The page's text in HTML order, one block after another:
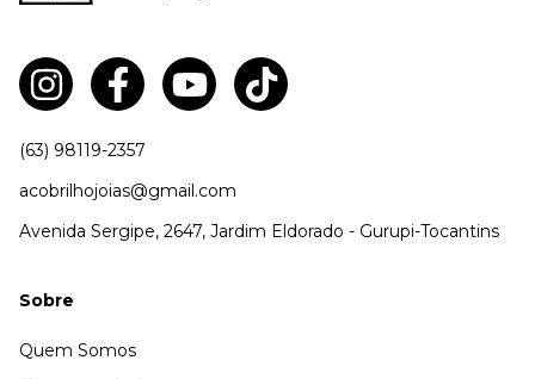
(63) 98119-2357
acobrilhojoias@gmail.com
Avenida Sergipe, 2647, Jardim Eldorado - Gurupi-Tocantins
Sobre
Quem Somos